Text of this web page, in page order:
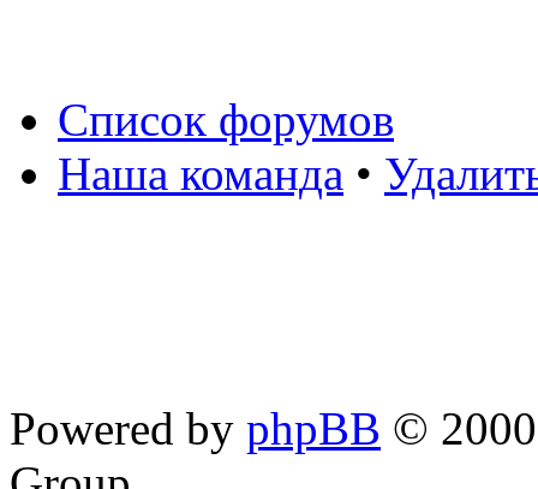
Список форумов
Наша команда •
Powered by phpBB ©